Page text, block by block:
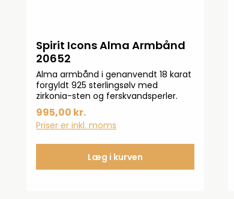
Spirit Icons Alma Armbånd
20652
Alma armbånd i genanvendt 18 karat
forgyldt 925 sterlingsølv med
zirkonia-sten og ferskvandsperler.
995,00 kr.
Priser er inkl. moms
Læg i kurven